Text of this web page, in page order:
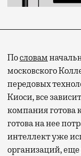
Современный
с собой не только
А ожидание рейса
не в потерянное
спокойно
активности в
забронировать
Пословам
московского
передовых
Киоси, все
компания готова
готова на нее
интеллект уже
организаций, еще